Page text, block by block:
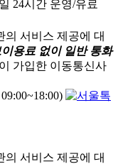
24시간 운영/유료
의 서비스 제공에 대
용료 없이 일반 통화
가입한 이동통신사
의 서비스 제공에 대